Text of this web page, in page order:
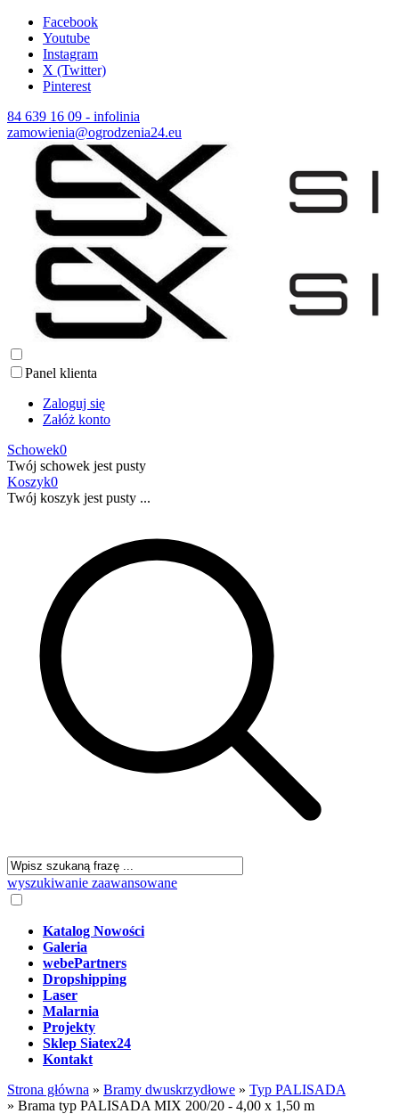
Facebook
Youtube
Instagram
X (Twitter)
Pinterest
84 639 16 09 - infolinia
zamowienia@ogrodzenia24.eu
Panel klienta
Zaloguj się
Załóż konto
Schowek0
Twój schowek jest pusty
Koszyk0
Twój koszyk jest pusty ...
wyszukiwanie zaawansowane
Katalog Nowości
Galeria
webePartners
Dropshipping
Laser
Malarnia
Projekty
Sklep Siatex24
Kontakt
Strona główna » Bramy dwuskrzydłowe » Typ PALISADA
» Brama typ PALISADA MIX 200/20 - 4,00 x 1,50 m